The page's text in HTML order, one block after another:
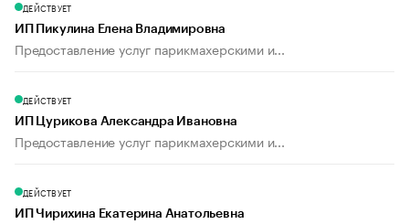
ДЕЙСТВУЕТ
ИП Пикулина Елена Владимировна
Предоставление услуг парикмахерскими и...
ДЕЙСТВУЕТ
ИП Цурикова Александра Ивановна
Предоставление услуг парикмахерскими и...
ДЕЙСТВУЕТ
ИП Чирихина Екатерина Анатольевна